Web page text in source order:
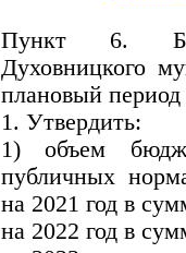
Пункт 6.
Духовницкого
плановый
1. Утвердить:
1) объем
публичных
на 2021 год в
на 2022 год в